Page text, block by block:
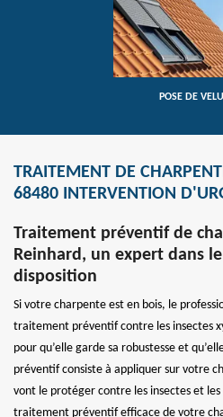
POSE DE
TRAITEMENT DE
68480 INTERVENTION
Traitement préventif de
Reinhard, un expert dans
disposition
Si votre charpente est en bois, le
traitement préventif contre les insectes
pour qu’elle garde sa robustesse et
préventif consiste à appliquer sur votre
vont le protéger contre les insectes et
traitement préventif efficace de votre